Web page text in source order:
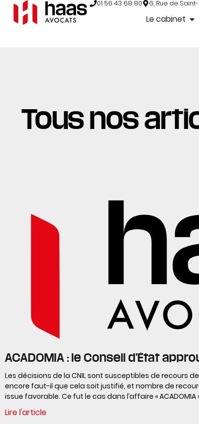
01 56 43 68 80 6, Rue de
Le cabinet
Tous nos
ACADOMIA : le Conseil d’État
Les décisions de la CNIL sont susceptibles de recours
encore faut-il que cela soit justifié, et nombre de
issue favorable. Ce fut le cas dans l’affaire «
Lire l'article